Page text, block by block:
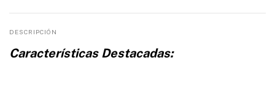
DESCRIPCIÓN
Características Destacadas: